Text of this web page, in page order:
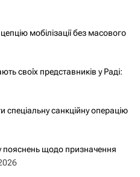
мобілізації без масового
своїх представників у Раді:
спеціальну санкційну операцію
пояснень щодо призначення